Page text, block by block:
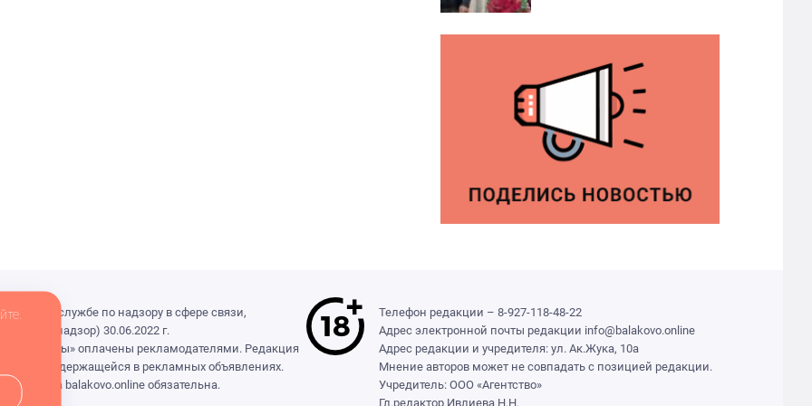
службе по надзору в сфере связи,
30.06.2022 г.
«Выборы» оплачены рекламодателями. Редакция
содержащейся в рекламных объявлениях.
на balakovo.online обязательна.
Телефон редакции – 8-927-118-48-22
Адрес электронной почты редакции info@balakovo.online
Адрес редакции и учредителя: ул. Ак.Жука, 10а
Мнение авторов может не совпадать с позицией редакции.
Учредитель: ООО «Агентство»
Гл.редактор Ивлиева Н.Н.